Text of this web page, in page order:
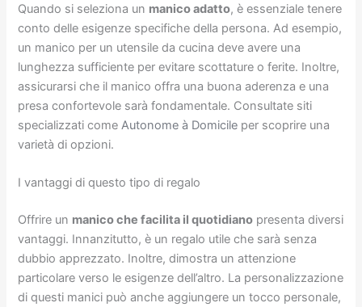
Quando si seleziona un manico adatto, è essenziale tenere
conto delle esigenze specifiche della persona. Ad esempio,
un manico per un utensile da cucina deve avere una
lunghezza sufficiente per evitare scottature o ferite. Inoltre,
assicurarsi che il manico offra una buona aderenza e una
presa confortevole sarà fondamentale. Consultate siti
specializzati comeAutonome à Domicile per scoprire una
varietà di opzioni.
I vantaggi di questo tipo di regalo
Offrire un manico che facilita il quotidiano presenta diversi
vantaggi. Innanzitutto, è un regalo utile che sarà senza
dubbio apprezzato. Inoltre, dimostra un attenzione
particolare verso le esigenze dell’altro. La personalizzazione
di questi manici può anche aggiungere un tocco personale,